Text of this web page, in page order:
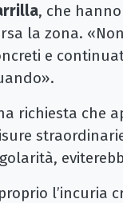
, che
la zona.
e
richiesta che
l’incuria